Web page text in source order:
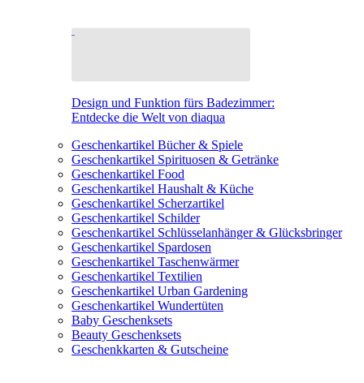
Design und Funktion fürs Badezimmer:
Entdecke die Welt von diaqua
Geschenkartikel Bücher & Spiele
Geschenkartikel Spirituosen & Getränke
Geschenkartikel Food
Geschenkartikel Haushalt & Küche
Geschenkartikel Scherzartikel
Geschenkartikel Schilder
Geschenkartikel Schlüsselanhänger & Glücksbringer
Geschenkartikel Spardosen
Geschenkartikel Taschenwärmer
Geschenkartikel Textilien
Geschenkartikel Urban Gardening
Geschenkartikel Wundertüten
Baby Geschenksets
Beauty Geschenksets
Geschenkkarten & Gutscheine